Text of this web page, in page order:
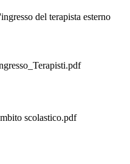
del terapista esterno
scolastico.pdf